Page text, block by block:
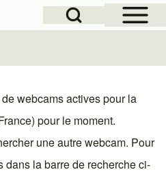
Open Sidebar
Open Search Block
webcams actives pour la
pour le moment.
une autre webcam. Pour
dans la barre de recherche ci-